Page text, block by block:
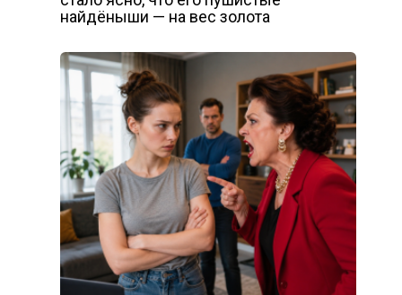
найдёныши — на вес золота